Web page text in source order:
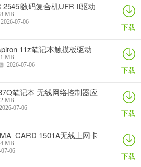
2545i数码复合机UFR II驱动
MB
2026-07-06 下载
11z笔记本触摸板驱动
MB
2026-07-06 下载
笔记本 无线网络控制器应
MB
07-06 下载
1501A无线上网卡
MB
06
下载